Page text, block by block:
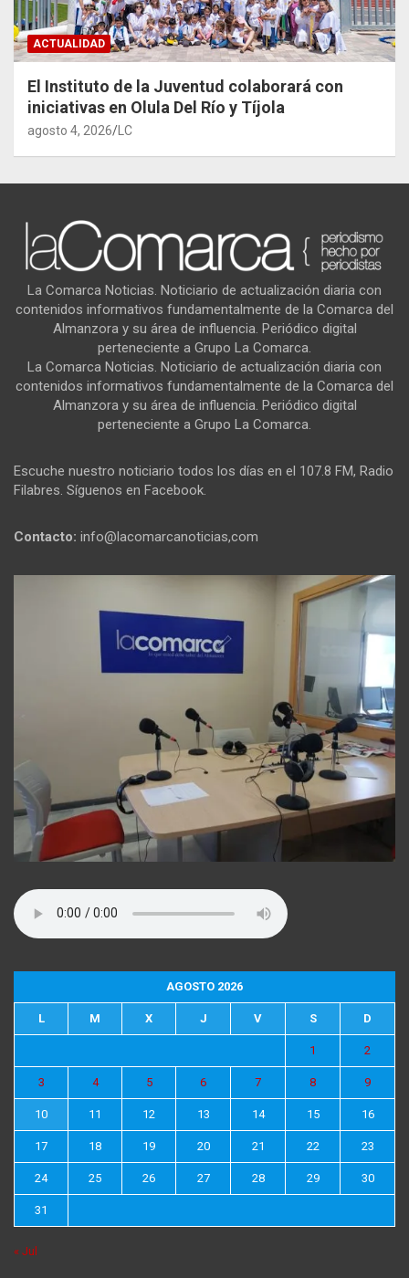
ACTUALIDAD
El Instituto de la Juventud colaborará con
iniciativas en Olula Del Río y Tíjola
agosto 4, 2026 LC
La Comarca Noticias. Noticiario de actualización diaria con
contenidos informativos fundamentalmente de la Comarca del
Almanzora y su área de influencia. Periódico digital
perteneciente a Grupo La Comarca.
La Comarca Noticias. Noticiario de actualización diaria con
contenidos informativos fundamentalmente de la Comarca del
Almanzora y su área de influencia. Periódico digital
perteneciente a Grupo La Comarca.
Escuche nuestro noticiario todos los días en el 107.8 FM, Radio
Filabres. Síguenos en Facebook.
Contacto: info@lacomarcanoticias,com
AGOSTO 2026
L M X J V S D
1 2
3 4 5 6 7 8 9
10 11 12 13 14 15 16
17 18 19 20 21 22 23
24 25 26 27 28 29 30
31
« Jul